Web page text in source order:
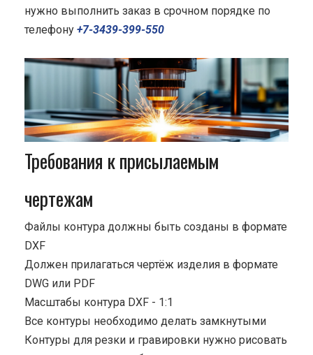
нужно выполнить заказ в срочном порядке по
телефону +7-3439-399-550
Требования к присылаемым
чертежам
Файлы контура должны быть созданы в формате
DXF
Должен прилагаться чертёж изделия в формате
DWG или PDF
Масштабы контура DXF - 1:1
Все контуры необходимо делать замкнутыми
Контуры для резки и гравировки нужно рисовать